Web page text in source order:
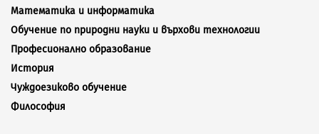
Математика и информатика
Обучение по природни науки и върхови технологии
Професионално образование
История
Чуждоезиково обучение
Философия